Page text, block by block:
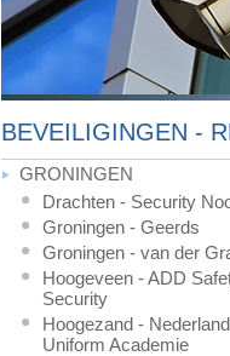
BEVEILIGINGEN -
GRONINGEN
Drachten - Security
Groningen - Geerds
Groningen - van der
Hoogeveen - ADD
Security
Hoogezand -
Uniform Academie